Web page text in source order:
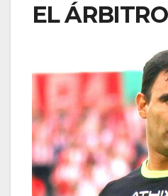
EL ÁRBITRO